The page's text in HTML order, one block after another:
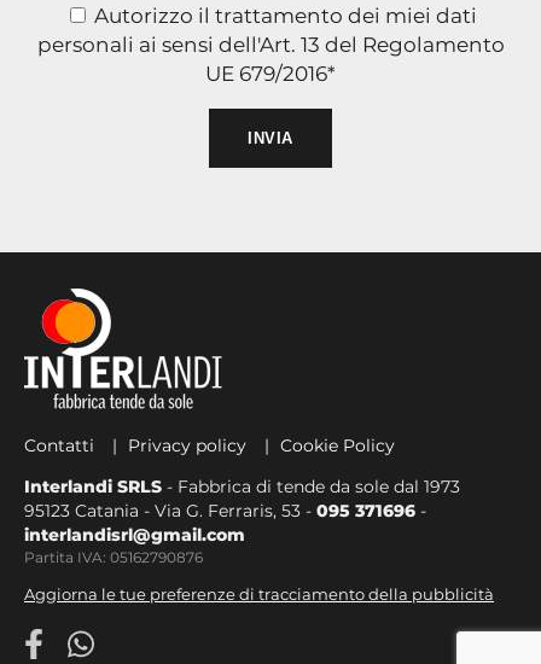
Autorizzo il trattamento dei miei dati
personali ai sensi dell'Art. 13 del Regolamento
UE 679/2016*
Contatti Privacy policy
Cookie Policy
Interlandi SRLS - Fabbrica di tende da sole dal 1973
95123 Catania - Via G. Ferraris, 53 - 095 371696 -
interlandisrl@gmail.com
Partita IVA: 05162790876
Aggiorna le tue preferenze di tracciamento della pubblicità